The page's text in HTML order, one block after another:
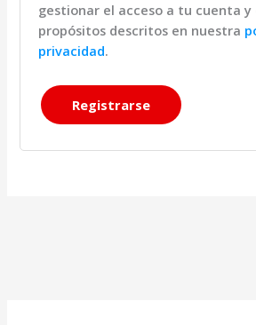
gestionar el acceso a tu cuenta y
propósitos descritos en nuestra
privacidad.
Registrarse